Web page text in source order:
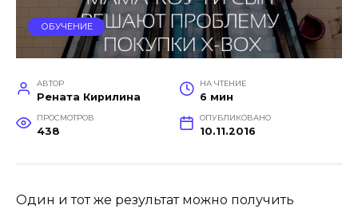
ОБУЧЕНИЕ
АВТОР
Рената Кирилина
НА ЧТЕНИЕ
6 мин
ПРОСМОТРОВ
438
ОПУБЛИКОВАНО
10.11.2016
Один и тот же результат можно получить